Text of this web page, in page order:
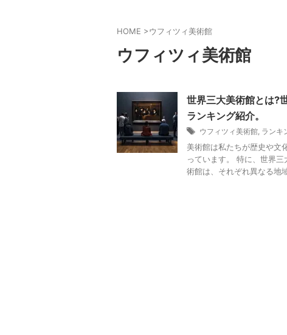
HOME >ウフィツィ美術館
ウフィツィ美術館
世界三大美術館とは?
ランキング紹介。
ウフィツィ美術館, ランキ
美術館は私たちが歴史や文
っています。 特に、世界
術館は、それぞれ異なる地